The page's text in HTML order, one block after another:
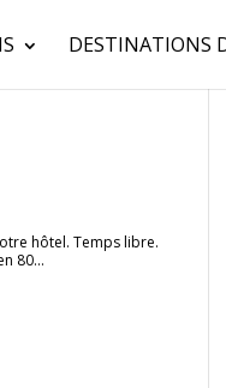
DESTINATIONS
hôtel. Temps libre.
80...